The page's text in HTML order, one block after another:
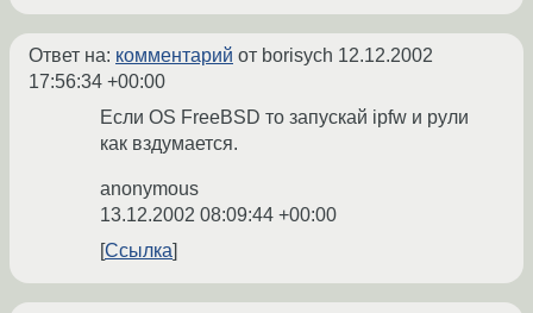
Ответ на: комментарий от borisych 12.12.2002
17:56:34 +00:00
Если OS FreeBSD то запускай ipfw и рули
как вздумается.
anonymous
13.12.2002 08:09:44 +00:00
Ссылка